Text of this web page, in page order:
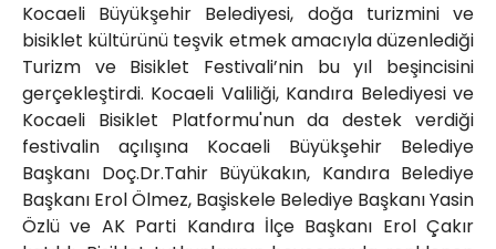
Kocaeli Büyükşehir Belediyesi, doğa turizmini ve
bisiklet kültürünü teşvik etmek amacıyla düzenlediği
Turizm ve Bisiklet Festivali’nin bu yıl beşincisini
gerçekleştirdi. Kocaeli Valiliği, Kandıra Belediyesi ve
Kocaeli Bisiklet Platformu'nun da destek verdiği
festivalin açılışına Kocaeli Büyükşehir Belediye
Başkanı Doç.Dr.Tahir Büyükakın, Kandıra Belediye
Başkanı Erol Ölmez, Başiskele Belediye Başkanı Yasin
Özlü ve AK Parti Kandıra İlçe Başkanı Erol Çakır